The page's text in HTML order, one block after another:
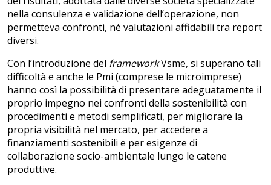
nella consulenza e validazione dell’operazione, non
permetteva confronti, né valutazioni affidabili tra report
diversi.
Con l’introduzione del frameworkVsme, si superano tali
difficoltà e anche le Pmi (comprese le microimprese)
hanno così la possibilità di presentare adeguatamente il
proprio impegno nei confronti della sostenibilità con
procedimenti e metodi semplificati, per migliorare la
propria visibilità nel mercato, per accedere a
finanziamenti sostenibili e per esigenze di
collaborazione socio-ambientale lungo le catene
produttive.